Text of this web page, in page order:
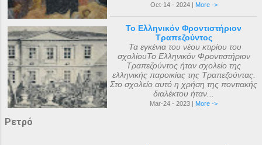
Oct-14 - 2024 | More ->
Το Ελληνικόν Φροντιστήριον
Τραπεζούντος
Τα εγκένια του νέου κτιρίου του
σχολίουΤο Ελληνικόν Φροντιστήριον
Τραπεζούντος ήταν σχολείο της
ελληνικής παροικίας της Τραπεζούντας.
Στο σχολείο αυτό η χρήση της ποντιακής
διαλέκτου ήταν...
Mar-24 - 2023 | More ->
Ρετρό